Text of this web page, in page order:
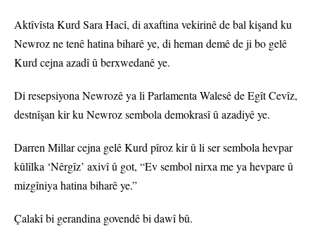
Aktîvîsta Kurd Sara Hacî, di axaftina vekirinê de bal kişand ku
Newroz ne tenê hatina biharê ye, di heman demê de ji bo gelê
Kurd cejna azadî û berxwedanê ye.
Di resepsiyona Newrozê ya li Parlamenta Walesê de Egît Cevîz,
destnîşan kir ku Newroz sembola demokrasî û azadiyê ye.
Darren Millar cejna gelê Kurd pîroz kir û li ser sembola hevpar
kûlîlka ‘Nêrgîz’ axivî û got, “Ev sembol nirxa me ya hevpare û
mizgîniya hatina biharê ye.”
Çalakî bi gerandina govendê bi dawî bû.